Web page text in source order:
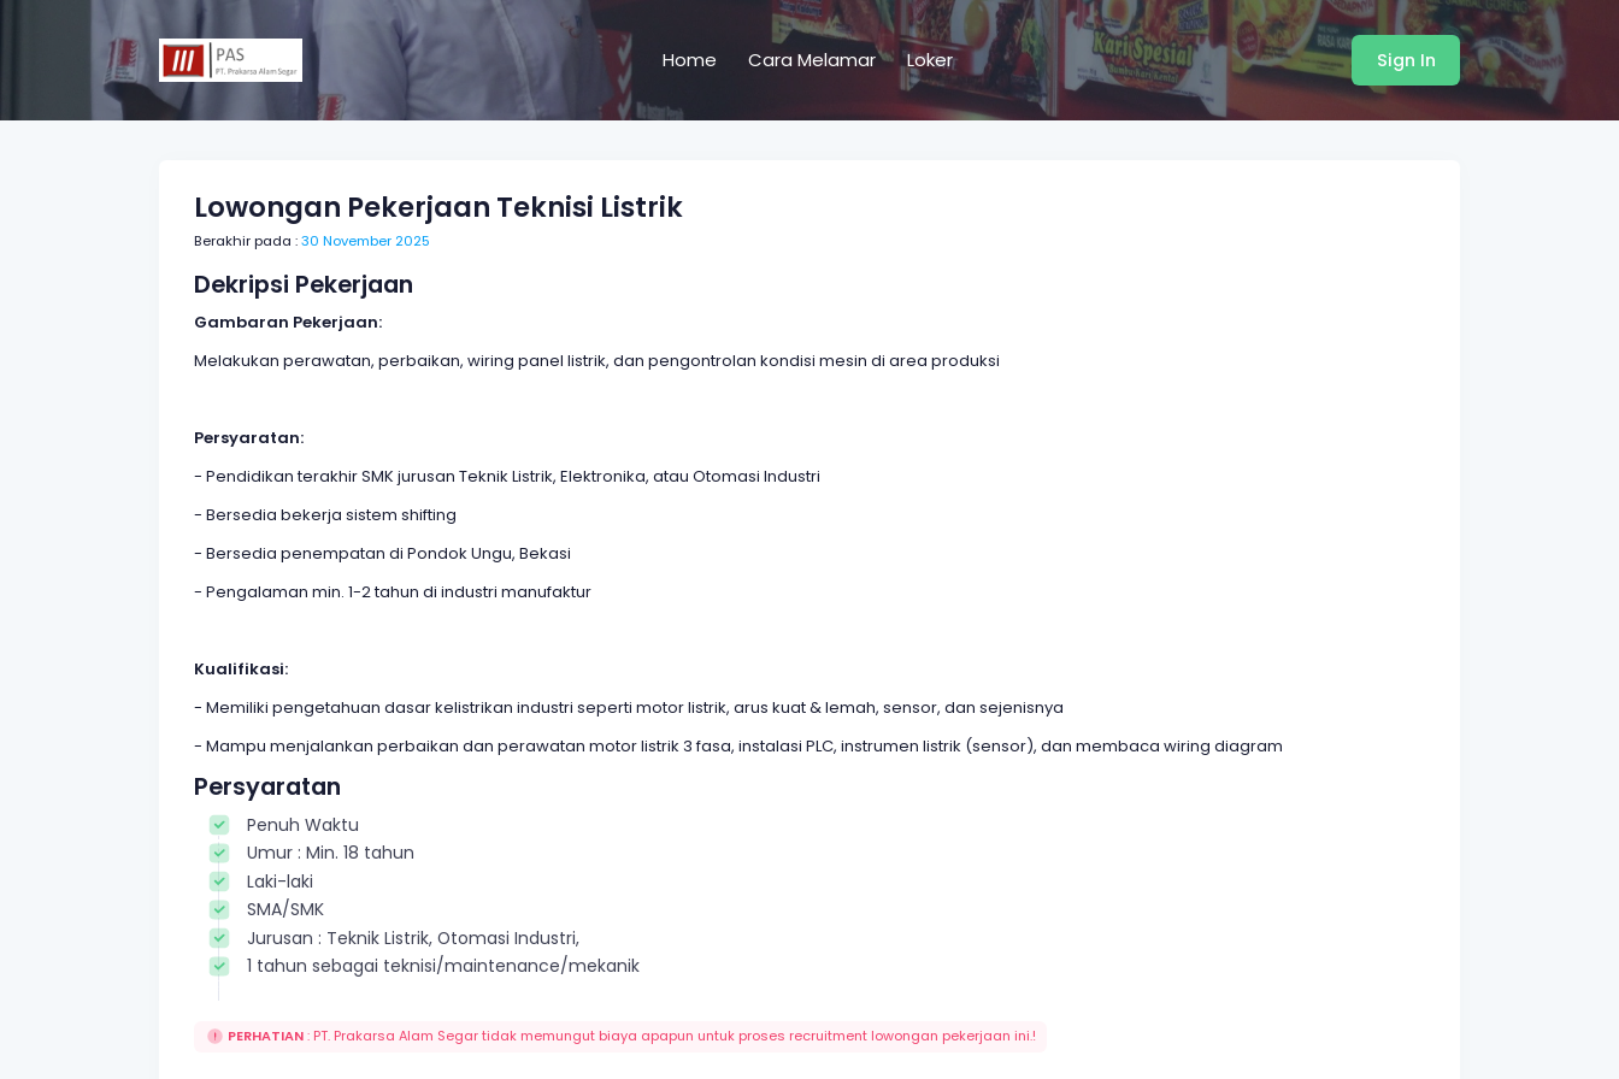
Home Cara Melamar Loker Sign In
Lowongan Pekerjaan Teknisi Listrik
Berakhir pada :30 November 2025
Dekripsi Pekerjaan
Gambaran Pekerjaan:
Melakukan perawatan, perbaikan, wiring panel listrik, dan pengontrolan kondisi mesin di area produksi
Persyaratan:
- Pendidikan terakhir SMK jurusan Teknik Listrik, Elektronika, atau Otomasi Industri
- Bersedia bekerja sistem shifting
- Bersedia penempatan di Pondok Ungu, Bekasi
- Pengalaman min. 1-2 tahun di industri manufaktur
Kualifikasi:
- Memiliki pengetahuan dasar kelistrikan industri seperti motor listrik, arus kuat & lemah, sensor, dan sejenisnya
- Mampu menjalankan perbaikan dan perawatan motor listrik 3 fasa, instalasi PLC, instrumen listrik (sensor), dan membaca wiring diagram
Persyaratan
Penuh Waktu
Umur : Min. 18 tahun
Laki-laki
SMA/SMK
Jurusan : Teknik Listrik, Otomasi Industri,
1 tahun sebagai teknisi/maintenance/mekanik
PERHATIAN: PT. Prakarsa Alam Segar tidak memungut biaya apapun untuk proses recruitment lowongan pekerjaan ini.!